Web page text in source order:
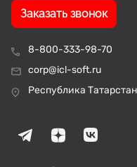
8-800-333-98-70
corp@icl-soft.ru
Республика
Заказать звонок